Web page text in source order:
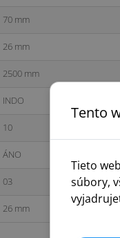
70 mm
26 mm
2500 mm
INDO
10
ÁNO
03
26 mm
Tento
Tieto
súbory,